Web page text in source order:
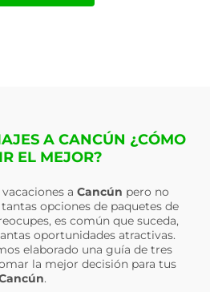
A CANCÚN ¿CÓMO
EL MEJOR?
a Cancún pero no
opciones de paquetes de
es común que suceda,
oportunidades atractivas.
elaborado una guía de tres
la mejor decisión para tus
.